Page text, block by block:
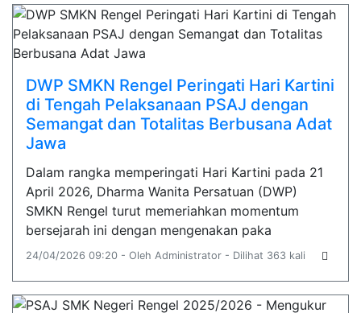
DWP SMKN Rengel Peringati Hari Kartini
di Tengah Pelaksanaan PSAJ dengan
Semangat dan Totalitas Berbusana Adat
Jawa
Dalam rangka memperingati Hari Kartini pada 21
April 2026, Dharma Wanita Persatuan (DWP)
SMKN Rengel turut memeriahkan momentum
bersejarah ini dengan mengenakan paka
24/04/2026 09:20 - Oleh Administrator - Dilihat 363 kali